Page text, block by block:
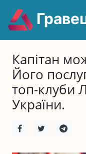
Капітан
Його
топ-клуби
України.